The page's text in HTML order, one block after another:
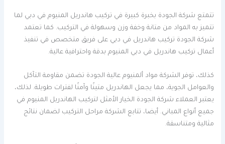
تتمتع شركة الجودة بخبرة كبيرة في تركيب هاندريل المنيوم في دبي لما
تتميز به المواد من متانة وخفة وزن وسهولة في التركيب. كما تعتمد
شركة الجودة تركيب هاندريل في دبي على فريق متخصص في تنفيذ
أعمال تركيب هاندريل في دبي المنيوم بدقة واحترافية عالية.
كذلك، توفر الشركة مواد ألمنيوم عالية الجودة تضمن مقاومة التآكل
والعوامل الجوية، مما يجعل الهاندريل متينًا وآمنًا لفترات طويلة. لذلك،
يعتبر العملاء شركة الجودة الخيار الأمثل لتركيب الهاندريل المنيوم في
جميع أنواع المباني. أيضا، تتابع الشركة مراحل التركيب لضمان نتائج
مثالية ومتناسقة.